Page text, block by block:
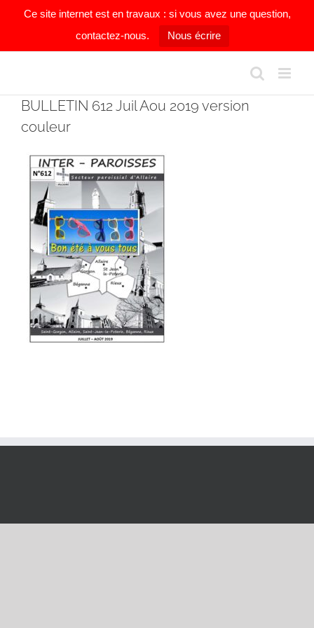
Ce site internet est en travaux : si vous avez une question,
contactez-nous.
Nous écrire
contenuBULLETIN 612 Juil Aou 2019 version
couleur